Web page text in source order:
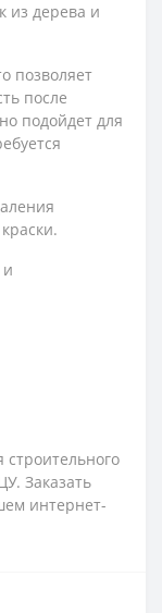
из дерева и
позволяет
после
подойдет для
Заказать
интернет-